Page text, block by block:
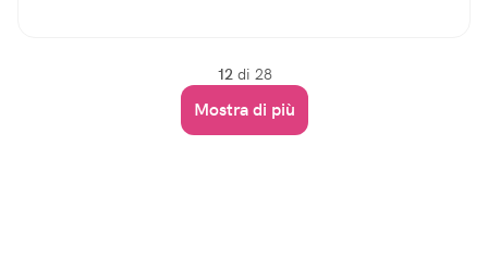
12 di 28
Mostra di più